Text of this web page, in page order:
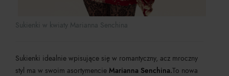
Sukienki w kwiaty Marianna Senchina
Sukienki idealnie wpisujące się w romantyczny, acz mroczny
styl ma w swoim asortymencie Marianna Senchina.To nowa